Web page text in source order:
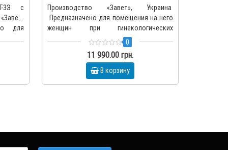
3Э с
для
Производство «Завет», Украина
Предназначено для помещения на него
женщин при гинекологических
обследованиях, проведения различных..
0
11 990.00 грн.
В корзину